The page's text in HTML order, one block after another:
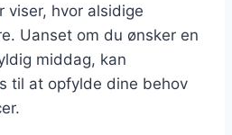
viser, hvor alsidige
Uanset om du ønsker en
middag, kan
til at opfylde dine behov